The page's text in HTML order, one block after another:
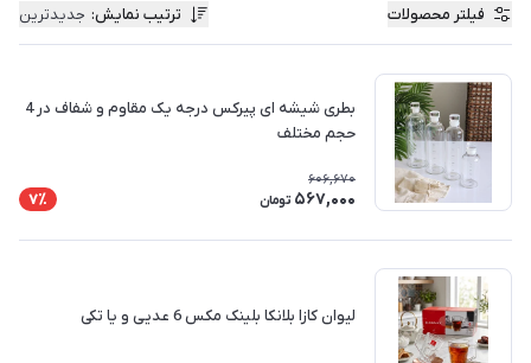
فیلتر محصولات ترتیب نمایش: جدیدترین
بطری شیشه ای پیرکس درجه یک مقاوم و شفاف در 4
حجم مختلف
606,670
567,000 تومان 7٪
لیوان کازا بلانکا بلینک مکس 6 عدیی و یا تکی